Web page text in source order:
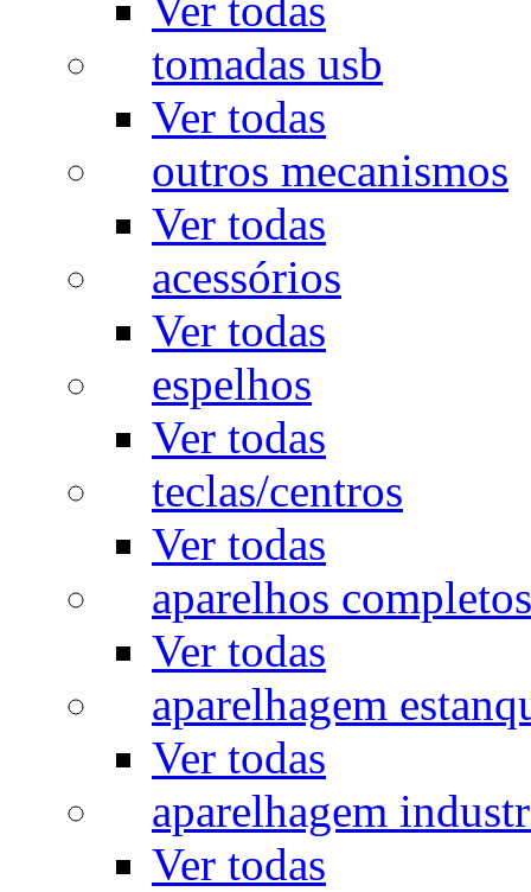
Ver todas
tomadas usb
Ver todas
outros mecanismos
Ver todas
acessórios
Ver todas
espelhos
Ver todas
teclas/centros
Ver todas
aparelhos completos
Ver todas
aparelhagem
Ver todas
aparelhagem
Ver todas